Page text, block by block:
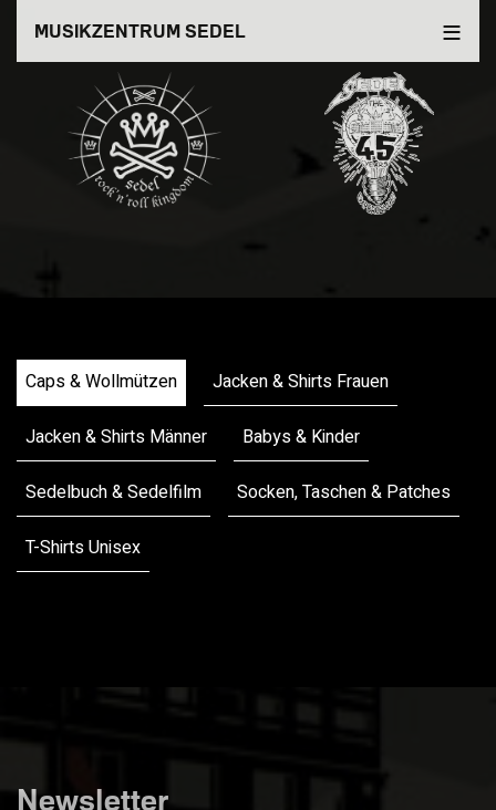
Inhalt
MUSIKZENTRUM SEDEL
Merchandise
Caps & Wollmützen Jacken & Shirts Frauen
Jacken & Shirts Männer Babys & Kinder
Sedelbuch & Sedelfilm Socken, Taschen & Patches
T-Shirts Unisex
Elemente
Newsletter